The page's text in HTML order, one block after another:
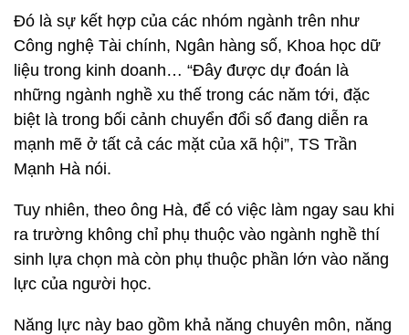
Đó là sự kết hợp của các nhóm ngành trên như
Công nghệ Tài chính, Ngân hàng số, Khoa học dữ
liệu trong kinh doanh… “Đây được dự đoán là
những ngành nghề xu thế trong các năm tới, đặc
biệt là trong bối cảnh chuyển đổi số đang diễn ra
mạnh mẽ ở tất cả các mặt của xã hội”, TS Trần
Mạnh Hà nói.
Tuy nhiên, theo ông Hà, để có việc làm ngay sau khi
ra trường không chỉ phụ thuộc vào ngành nghề thí
sinh lựa chọn mà còn phụ thuộc phần lớn vào năng
lực của người học.
Năng lực này bao gồm khả năng chuyên môn, năng